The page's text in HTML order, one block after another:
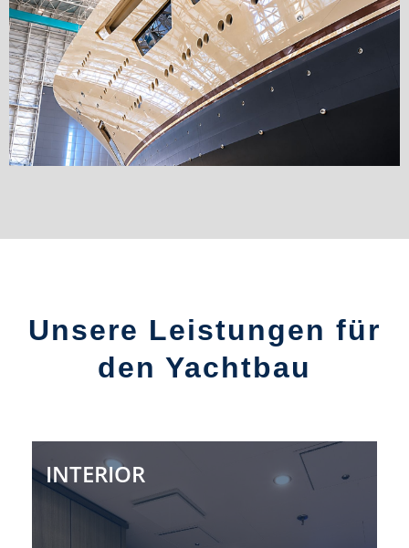
Unsere Leistungen für
den Yachtbau
INTERIOR